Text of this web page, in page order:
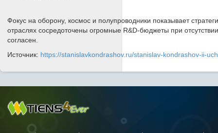
Фокус на оборону, космос и полупроводники показывает
отраслях сосредоточены огромные R&D-бюджеты при
согласен.
Источник: https://stanislavkondrashov.ru/stanislav-kondrashov-ii-